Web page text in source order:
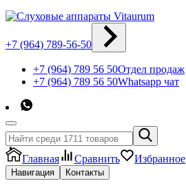
+7 (964) 789-56-50
+7 (964) 789 56 50Отдел продаж
+7 (964) 789 56 50Whatsapp чат
Главная Сравнить Избранное
Навигация Контакты